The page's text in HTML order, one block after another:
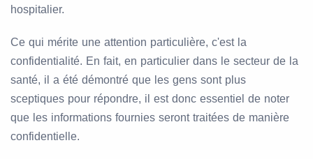
hospitalier.
Ce qui mérite une attention particulière, c'est la
confidentialité. En fait, en particulier dans le secteur de la
santé, il a été démontré que les gens sont plus
sceptiques pour répondre, il est donc essentiel de noter
que les informations fournies seront traitées de manière
confidentielle.